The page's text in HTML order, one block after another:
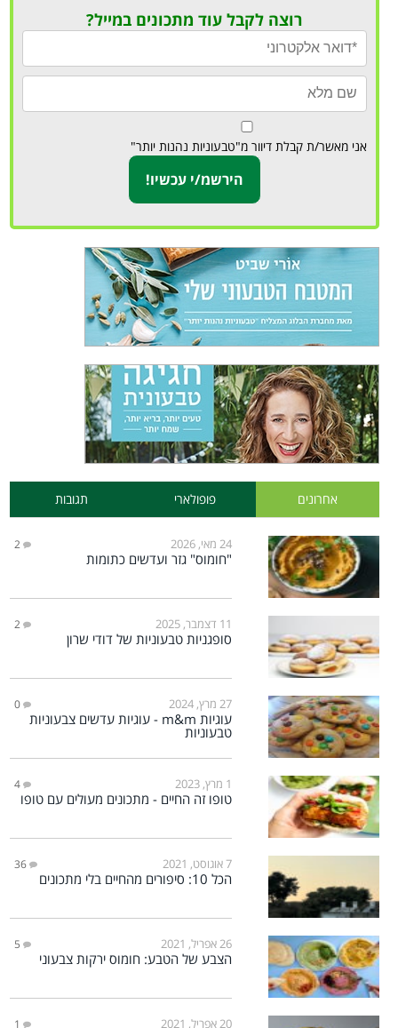
רוצה לקבל עוד מתכונים במייל?
אני מאשר/ת קבלת דיוור מ"טבעוניות נהנות יותר"
אחרונים פופולארי תגובות
24 מאי, 2026 2
"חומוס" גזר ועדשים כתומות
11 דצמבר, 2025 2
סופגניות טבעוניות של דודי שרון
27 מרץ, 2024 0
עוגיות m&m - עוגיות עדשים צבעוניות
טבעוניות
1 מרץ, 2023 4
טופו זה החיים - מתכונים מעולים עם טופו
7 אוגוסט, 2021 36
הכל 10: סיפורים מהחיים בלי מתכונים
26 אפריל, 2021 5
הצבע של הטבע: חומוס ירקות צבעוני
20 אפריל, 2021 1